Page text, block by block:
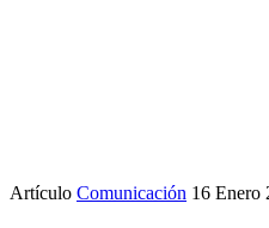
Artículo Comunicación 16 Enero